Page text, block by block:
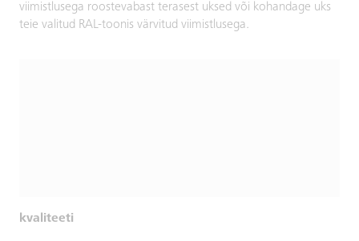
viimistlusega roostevabast terasest uksed või kohandage uks
teie valitud RAL-toonis värvitud viimistlusega.
kvaliteeti